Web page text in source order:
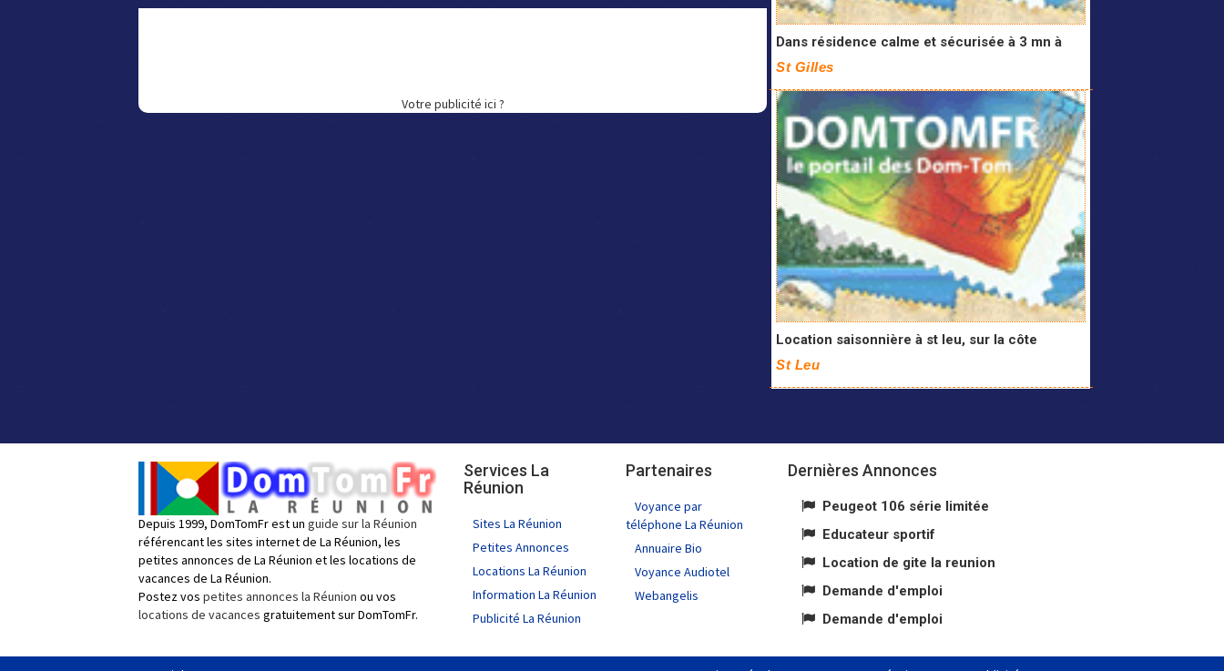
Votre publicité ici ?
Dans résidence calme et sécurisée à 3 mn à
St Gilles
Location saisonnière à st leu, sur la côte
St Leu
Depuis 1999, DomTomFr est un guide sur la Réunion
référencant les sites internet de La Réunion, les
petites annonces de La Réunion et les locations de
vacances de La Réunion.
Postez vos petites annonces la Réunion ou vos
locations de vacances gratuitement sur DomTomFr.
Services La
Réunion
Sites La Réunion
Petites Annonces
Locations La Réunion
Information La Réunion
Publicité La Réunion
Partenaires
Voyance par
téléphone La Réunion
Annuaire Bio
Voyance Audiotel
Webangelis
Dernières Annonces
Peugeot 106 série limitée
Educateur sportif
Location de gite la reunion
Demande d'emploi
Demande d'emploi